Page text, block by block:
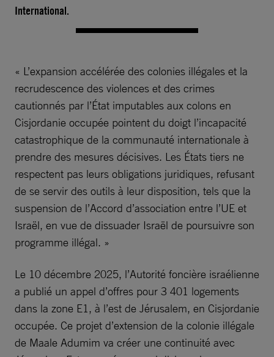
International.
« L’expansion accélérée des colonies illégales et la
recrudescence des violences et des crimes
cautionnés par l’État imputables aux colons en
Cisjordanie occupée pointent du doigt l’incapacité
catastrophique de la communauté internationale à
prendre des mesures décisives. Les États tiers ne
respectent pas leurs obligations juridiques, refusant
de se servir des outils à leur disposition, tels que la
suspension de l’Accord d’association entre l’UE et
Israël, en vue de dissuader Israël de poursuivre son
programme illégal. »
Le 10 décembre 2025, l’Autorité foncière israélienne
a publié un appel d’offres pour 3 401 logements
dans la zone E1, à l’est de Jérusalem, en Cisjordanie
occupée. Ce projet d’extension de la colonie illégale
de Maale Adumim va créer une continuité avec